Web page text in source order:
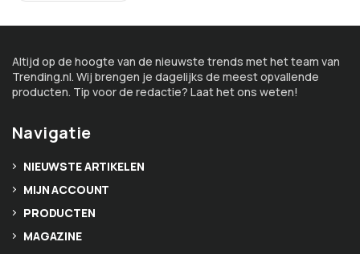
Altijd op de hoogte van de nieuwste trends met het team van
Trending.nl. Wij brengen je dagelijks de meest opvallende
producten. Tip voor de redactie? Laat het ons weten!
Navigatie
NIEUWSTE ARTIKELEN
MIJN ACCOUNT
PRODUCTEN
MAGAZINE